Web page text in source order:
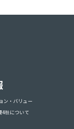
ン・バリュー
4社について